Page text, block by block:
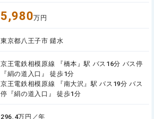
5,980万円
東京都八王子市 鑓水
京王電鉄相模原線 『橋本』駅 バス16分 バス停
『絹の道入口』 徒歩1分
京王電鉄相模原線 『南大沢』駅 バス19分 バス
停『絹の道入口』 徒歩1分
296.4万円／年